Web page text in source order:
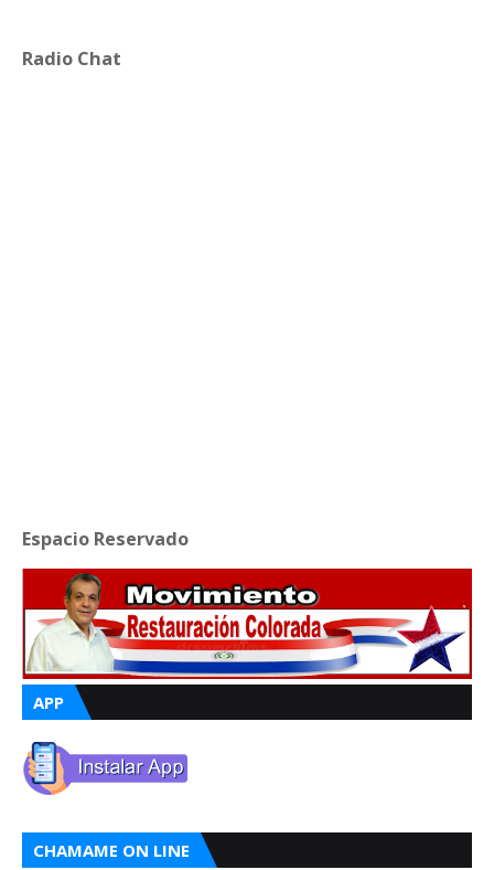
Radio Chat
Espacio Reservado
APP
CHAMAME ON LINE